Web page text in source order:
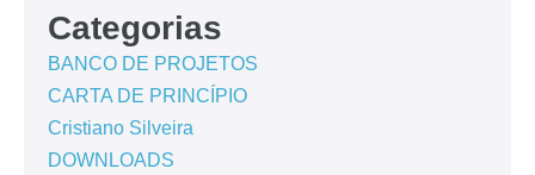
Categorias
BANCO DE PROJETOS
CARTA DE PRINCÍPIO
Cristiano Silveira
DOWNLOADS